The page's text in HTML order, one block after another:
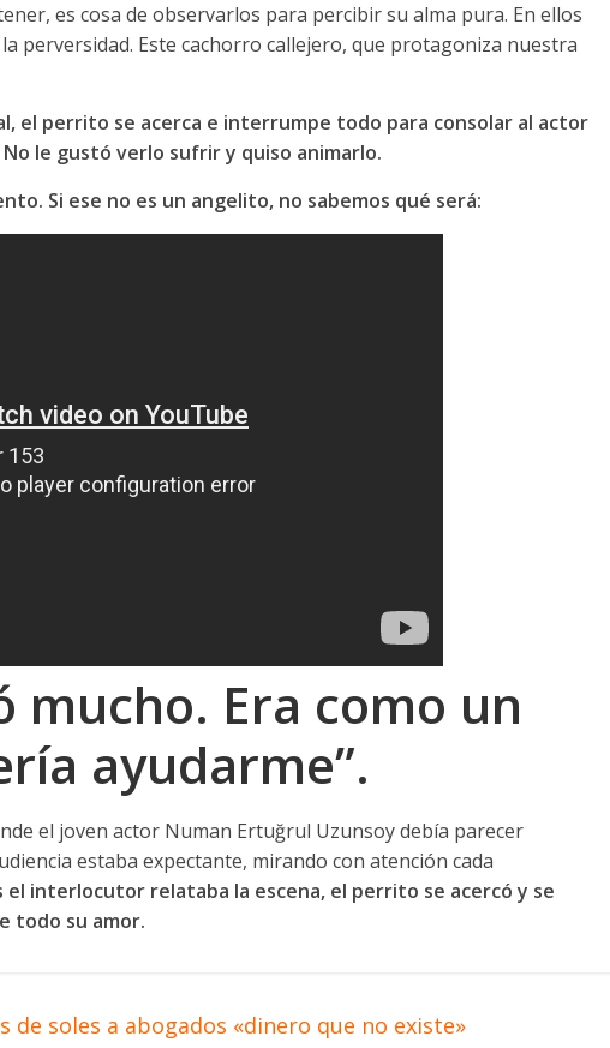
es cosa de observarlos para percibir su alma pura. En ellos
perversidad. Este cachorro callejero, que protagoniza nuestra
el perrito se acerca e interrumpe todo para consolar al actor
le gustó verlo sufrir y quiso animarlo.
Si ese no es un angelito, no sabemos qué será:
mucho. Era como un
ayudarme”.
el joven actor Numan Ertuğrul Uzunsoy debía parecer
estaba expectante, mirando con atención cada
el interlocutor relataba la escena, el perrito se acercó y se
todo su amor.
de soles a abogados «dinero que no existe»